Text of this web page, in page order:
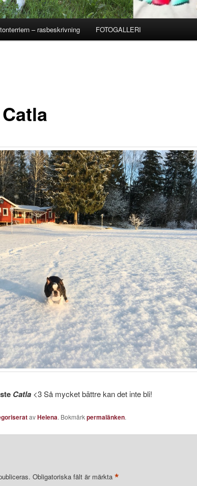
– rasbeskrivning FOTOGALLERI
Catla<3 Så mycket bättre kan det inte bli!
avHelena. Bokmärkpermalänken.
Obligatoriska fält är märkta *